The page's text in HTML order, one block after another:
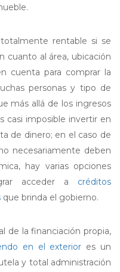
rentable si se
cuanto al área, ubicación
cuenta para comprar la
personas y tipo de
más allá de los ingresos
casi imposible invertir en
de dinero; en el caso de
necesariamente deben
hay varias opciones
acceder a créditos
que brinda el gobierno.
de la financiación propia,
en el exterior es un
y total administración